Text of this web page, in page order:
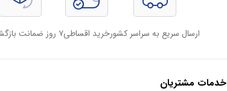
ارسال سریع به سراسر کشورخرید اقساطی۷ روز ضمانت بازگشت کالا
خدمات مشتریان